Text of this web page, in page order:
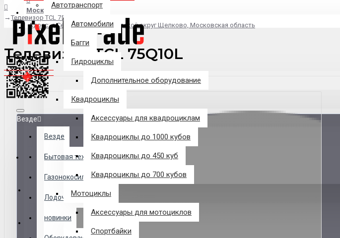
Москва
Адрес: д.Серково, вл1А, городской округ Щелково, Московская область
Везде
Везде
Бытовая техника
Газонокосилки
Лодочные Моторы
новинки
Филиалы
Закладки
Автотранспорт
Автомобили
Багги
Гидроциклы
Дополнительное оборудование
Квадроциклы
Аксессуары для квадроциклам
Квадроциклы до 1000 кубов
Квадроциклы до 450 куб
Квадроциклы до 700 кубов
Мотоциклы
Аксессуары для мотоциклов
Спортбайки
Телевизор TCL 75Q10L
Телевизор TCL 75Q10L